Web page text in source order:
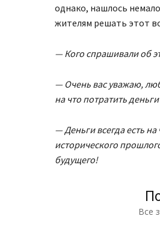
однако, нашлось
жителям решать этот
— Кого спрашивали об
— Очень вас уважаю,
на что потратить
— Деньги всегда есть
исторического
будущего!
Все